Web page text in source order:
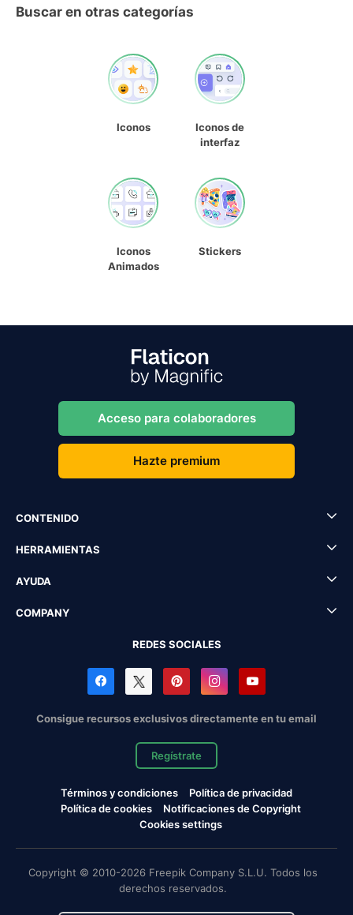
Buscar en otras categorías
Iconos
Iconos de
interfaz
Iconos
Animados
Stickers
Acceso para colaboradores
Hazte premium
CONTENIDO
HERRAMIENTAS
AYUDA
COMPANY
REDES SOCIALES
Consigue recursos exclusivos directamente en tu email
Regístrate
Términos y condiciones
Política de privacidad
Política de cookies
Notificaciones de Copyright
Cookies settings
Copyright © 2010-2026 Freepik Company S.L.U. Todos los
derechos reservados.